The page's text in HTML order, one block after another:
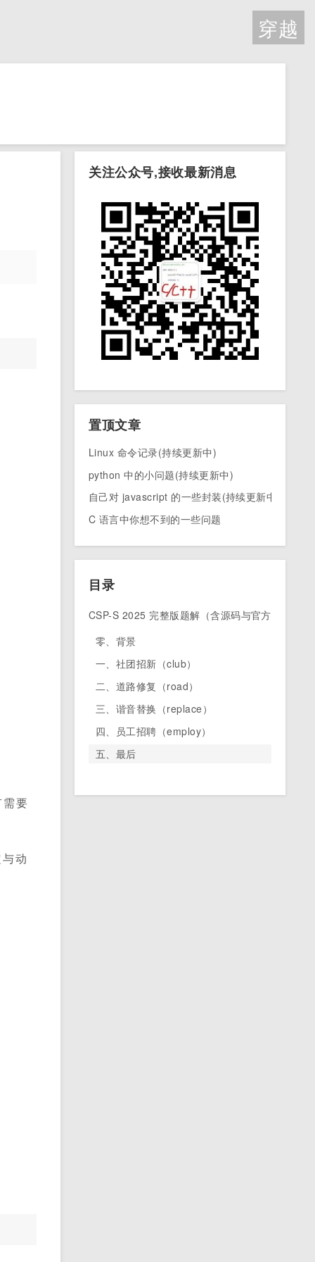
要
动
关注公众号,接收最新消息
置顶文章
Linux 命令记录(持续更新中)
python 中的小问题(持续更新中)
自己对 javascript 的一些封装(持续更新中)
C 语言中你想不到的一些问题
目录
CSP-S 2025 完整版题解（含源码与官方测试数据
零、背景
一、社团招新（club）
二、道路修复（road）
三、谐音替换（replace）
四、员工招聘（employ）
五、最后
穿越